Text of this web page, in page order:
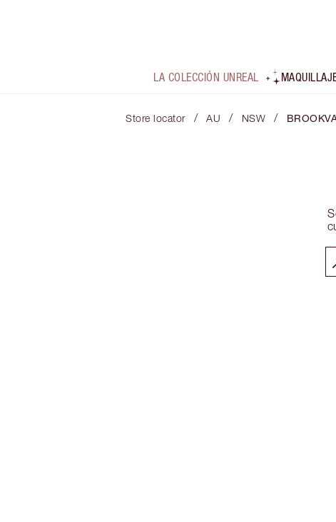
LA COLECCIÓN UNREAL
Store locator / AU / NSW /